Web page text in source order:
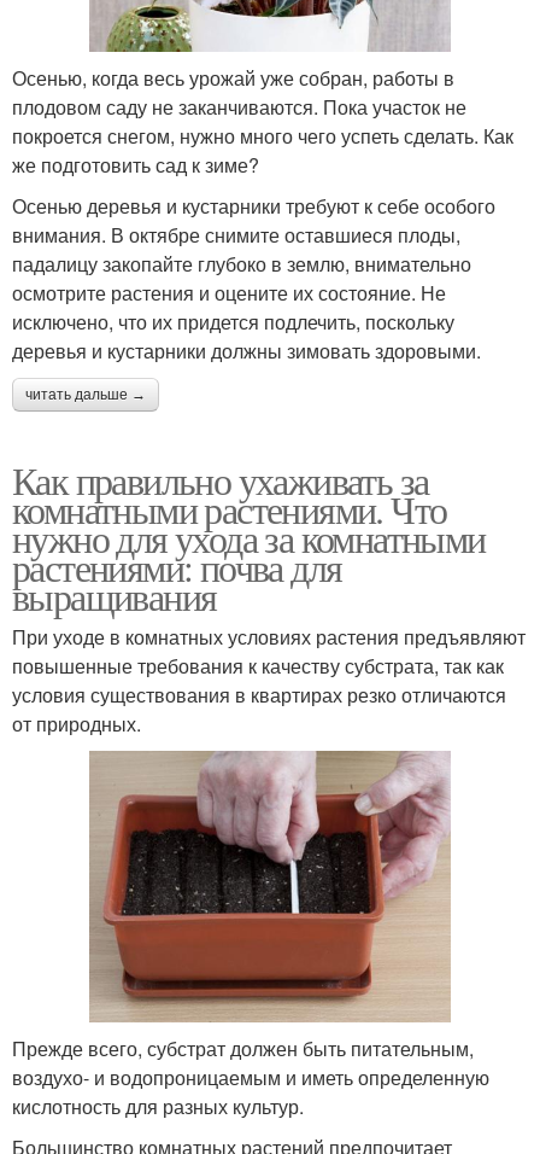
Осенью, когда весь урожай уже собран, работы в
плодовом саду не заканчиваются. Пока участок не
покроется снегом, нужно много чего успеть сделать. Как
же подготовить сад к зиме?
Осенью деревья и кустарники требуют к себе особого
внимания. В октябре снимите оставшиеся плоды,
падалицу закопайте глубоко в землю, внимательно
осмотрите растения и оцените их состояние. Не
исключено, что их придется подлечить, поскольку
деревья и кустарники должны зимовать здоровыми.
читать дальше →
Как правильно ухаживать за
комнатными растениями. Что
нужно для ухода за комнатными
растениями: почва для
выращивания
При уходе в комнатных условиях растения предъявляют
повышенные требования к качеству субстрата, так как
условия существования в квартирах резко отличаются
от природных.
Прежде всего, субстрат должен быть питательным,
воздухо- и водопроницаемым и иметь определенную
кислотность для разных культур.
Большинство комнатных растений предпочитает